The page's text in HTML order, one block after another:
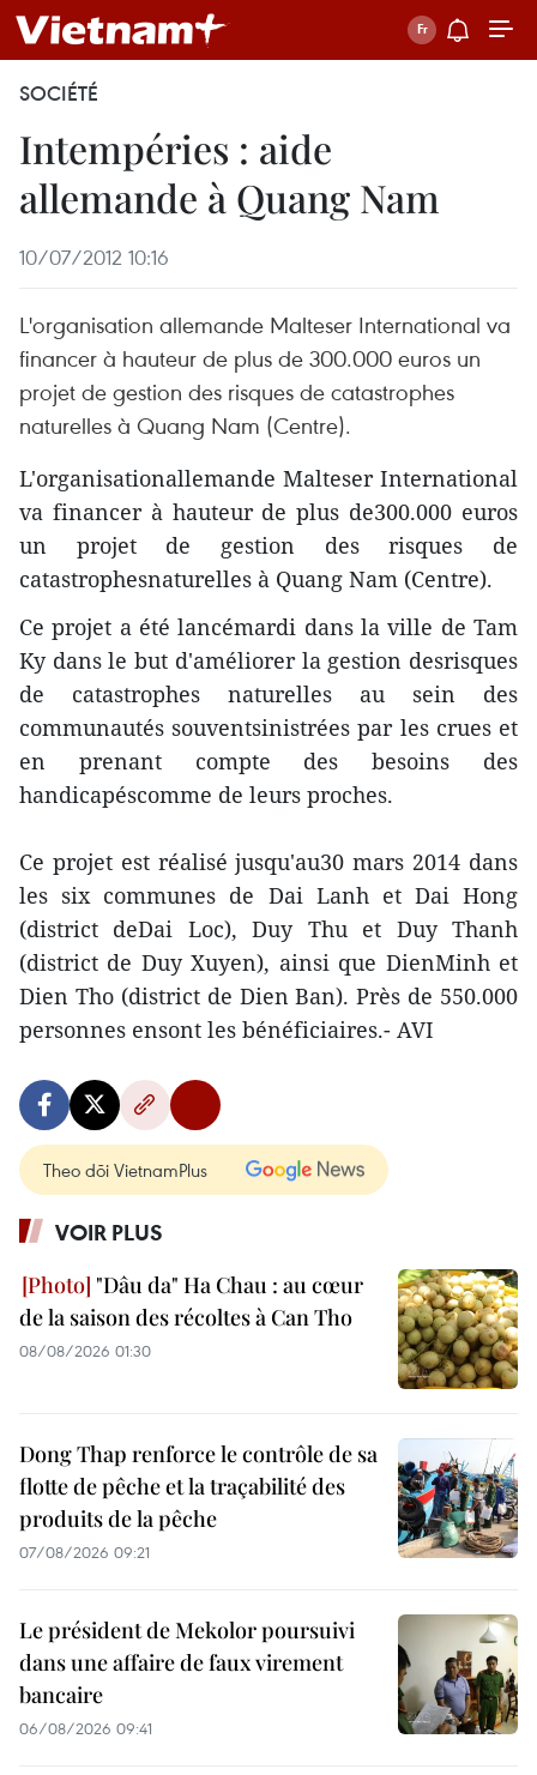
SOCIÉTÉ
Intempéries : aide
allemande à Quang Nam
10/07/2012 10:16
L'organisation allemande Malteser International va
financer à hauteur de plus de 300.000 euros un
projet de gestion des risques de catastrophes
naturelles à Quang Nam (Centre).
L'organisationallemande Malteser International
va financer à hauteur de plus de300.000 euros
un projet de gestion des risques de
catastrophesnaturelles à Quang Nam (Centre).
Ce projet a été lancémardi dans la ville de Tam
Ky dans le but d'améliorer la gestion desrisques
de catastrophes naturelles au sein des
communautés souventsinistrées par les crues et
en prenant compte des besoins des
handicapéscomme de leurs proches.
Ce projet est réalisé jusqu'au30 mars 2014 dans
les six communes de Dai Lanh et Dai Hong
(district deDai Loc), Duy Thu et Duy Thanh
(district de Duy Xuyen), ainsi que DienMinh et
Dien Tho (district de Dien Ban). Près de 550.000
personnes ensont les bénéficiaires.- AVI
Theo dõi VietnamPlus
VOIR PLUS
"Dâu da" Ha Chau : au cœur
de la saison des récoltes à Can Tho
08/08/2026 01:30
Dong Thap renforce le contrôle de sa
flotte de pêche et la traçabilité des
produits de la pêche
07/08/2026 09:21
Le président de Mekolor poursuivi
dans une affaire de faux virement
bancaire
06/08/2026 09:41